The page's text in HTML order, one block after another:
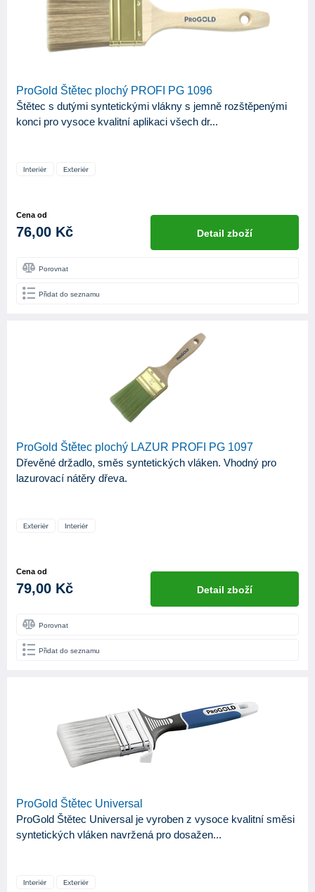
ProGold Štětec plochý PROFI PG 1096
Štětec s dutými syntetickými vlákny s jemně rozštěpenými
konci pro vysoce kvalitní aplikaci všech dr...
Cena od
76,00 Kč Detail zboží
Porovnat
Přidat do seznamu
ProGold Štětec plochý LAZUR PROFI PG 1097
Dřevěné držadlo, směs syntetických vláken. Vhodný pro
lazurovací nátěry dřeva.
Cena od
79,00 Kč Detail zboží
Porovnat
Přidat do seznamu
ProGold Štětec Universal
ProGold Štětec Universal je vyroben z vysoce kvalitní směsi
syntetických vláken navržená pro dosažen...